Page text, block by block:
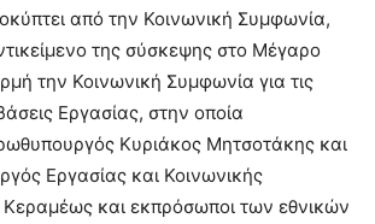
από την Κοινωνική Συμφωνία,
της σύσκεψης στο Μέγαρο
την Κοινωνική Συμφωνία για τις
Εργασίας, στην οποία
Κυριάκος Μητσοτάκης και
Εργασίας και Κοινωνικής
και εκπρόσωποι των εθνικών